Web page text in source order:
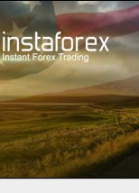
तुरंत खाता
के लिए